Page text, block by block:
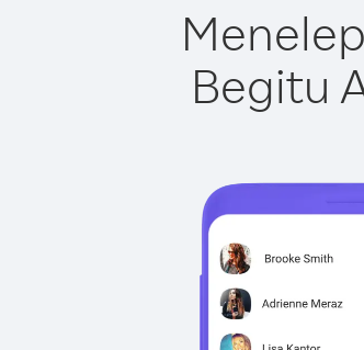
Begitu